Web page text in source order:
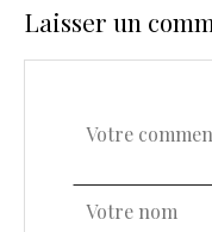
Laisser un